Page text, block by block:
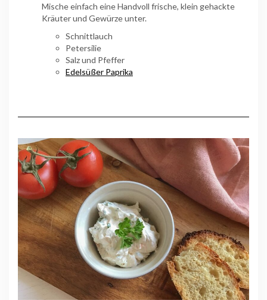
Mische einfach eine Handvoll frische, klein gehackte
Kräuter und Gewürze unter.
Schnittlauch
Petersilie
Salz und Pfeffer
Edelsüßer Paprika